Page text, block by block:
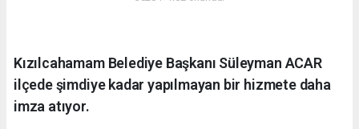
Kızılcahamam Belediye Başkanı Süleyman ACAR
ilçede şimdiye kadar yapılmayan bir hizmete daha
imza atıyor.